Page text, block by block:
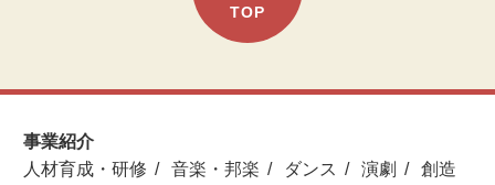
TOP
事業紹介
人材育成・研修
音楽・邦楽 ダンス 演劇
創造